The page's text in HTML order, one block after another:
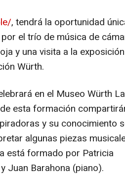
, tendrá la oportunidad
el trío de música de
y una visita a la exposición
Würth.
en el Museo Würth La
esta formación
y su conocimiento
algunas piezas
está formado por Patricia
Juan Barahona (piano).